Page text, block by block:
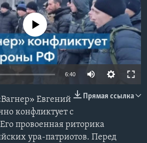
source currently available
6:40
Прямая ссылка
Евгений
конфликтует с
провоенная риторика
ура-патриотов. Перед